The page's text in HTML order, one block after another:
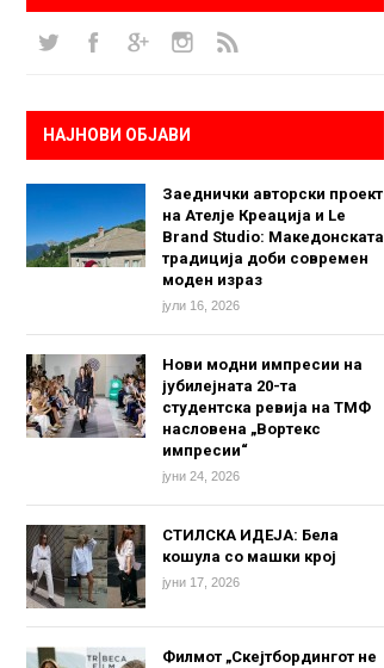
НАЈНОВИ ОБЈАВИ
Заеднички авторски проект
на Ателје Креација и Le
Brand Studio: Македонската
традиција доби современ
моден израз
јули 16, 2026
Нови модни импресии на
јубилејната 20-та
студентска ревија на ТМФ
насловена „Вортекс
импресии“
јуни 24, 2026
СТИЛСКА ИДЕЈА: Бела
кошула со машки крој
јуни 17, 2026
Филмот „Скејтбордингот не